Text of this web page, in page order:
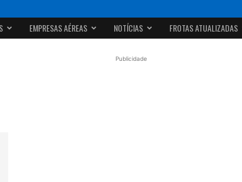
EMPRESAS AÉREAS NOTÍCIAS FROTAS ATUALIZADAS
Publicidade